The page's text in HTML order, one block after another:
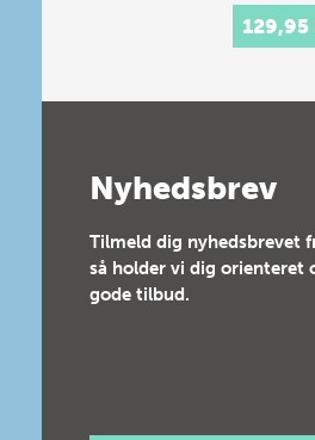
129,95
Nyhedsbrev
Tilmeld dig nyhedsbrevet
så holder vi dig orienteret
gode tilbud.